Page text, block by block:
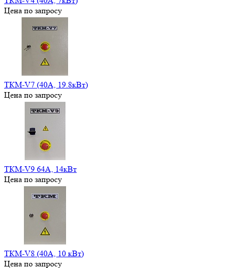
Цена по запросу
ТКМ-V7 (40А, 19.8кВт)
Цена по запросу
ТКМ-V9 64А, 14кВт
Цена по запросу
ТКМ-V8 (40А, 10 кВт)
Цена по запросу